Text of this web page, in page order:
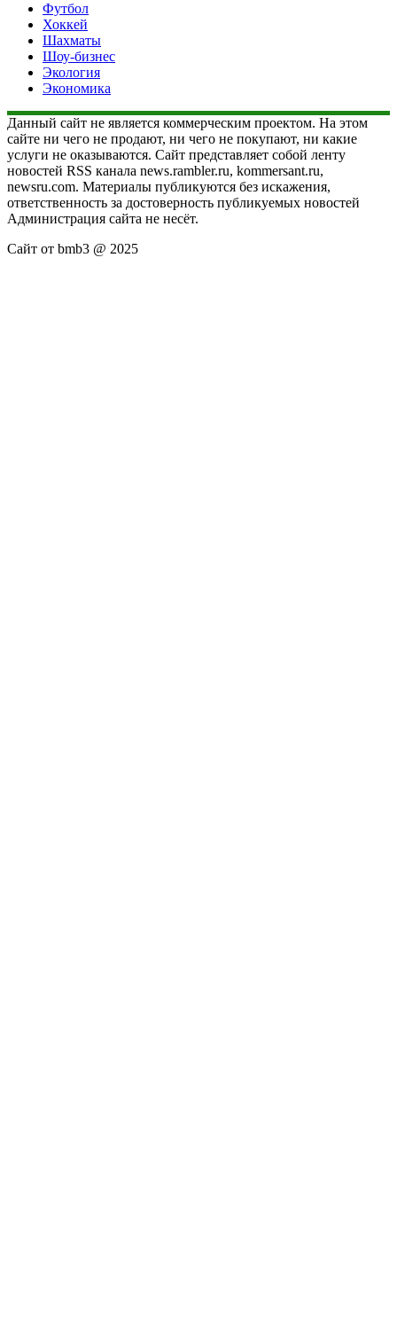
Футбол
Хоккей
Шахматы
Шоу-бизнес
Экология
Экономика
Данный сайт не является коммерческим проектом. На этом
сайте ни чего не продают, ни чего не покупают, ни какие
услуги не оказываются. Сайт представляет собой ленту
новостей RSS канала news.rambler.ru, kommersant.ru,
newsru.com. Материалы публикуются без искажения,
ответственность за достоверность публикуемых новостей
Администрация сайта не несёт.
Сайт от bmb3 @ 2025